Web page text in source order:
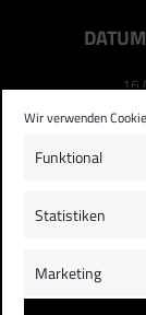
Wir verwenden
Funktional
Statistiken
Marketing
DATUM
UHRZEIT